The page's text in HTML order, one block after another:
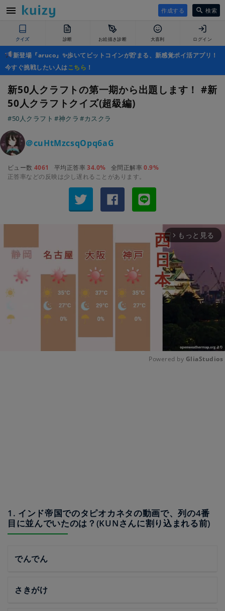
作成する 検索
クイズ 診断 お絵描き診断 大喜利 ログイン
新登場『aruco』✨歩いてビットコインが貯まる、新感覚ポイ活アプリ！
今すぐ挑戦したい人はこちら ！
新50人クラフトの第一期から出題します！ #新
50人クラフトクイズ(超級編)
#50人クラフト #神クラ #カスクラ
＠cuHtMzcsqOpq6aG
ビュー数 4061 平均正答率34.0% 全問正解率0.9%
正答率などの反映は少し遅れることがあります。
arrow_forward_ios もっと見る
Powered by GliaStudios
1. インド帝国でのタピオカネタの動画で、列の4番
目に並んでいたのは？(KUNさんに割り込まれる前)
でんでん
さきがけ